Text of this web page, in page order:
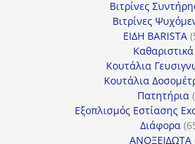
Βιτρίνες
Βιτρίνες
ΕΙΔΗ BARISTA
Καθαριστικά
Κουτάλια
Κουτάλια
Πατητήρια
Εξοπλισμός Εστίασης
Διάφορα
ΑΝΟΞΕΙΔΩΤΑ